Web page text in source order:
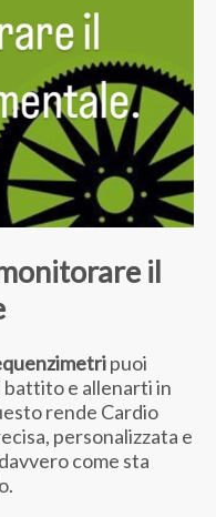
il
puoi
battito e allenarti in
rende Cardio
personalizzata e
come sta